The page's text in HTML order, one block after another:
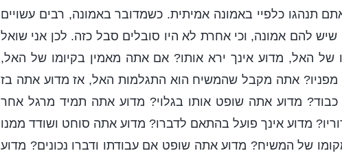
תנהגו כלפיי באמונה אמיתית. כשמדובר באמונה, רבים עשויים
להם אמונה, וכי אחרת לא היו סובלים סבל כזה. לכן אני שואל
של האל, מדוע אינך ירא אותו? אם אתה מאמין בקיומו של האל,
מפניו? אתה מקבל שהמשיח הוא התגלמות האל, אז מדוע אתה בז
כבוד? מדוע אתה שופט אותו בגלוי? מדוע אתה תמיד מרגל אחר
מדוע אינך פועל בהתאם לדברו? מדוע אתה סוחט ושודד ממנו
של המשיח? מדוע אתה שופט אם עבודתו ודברו נכונים? מדוע